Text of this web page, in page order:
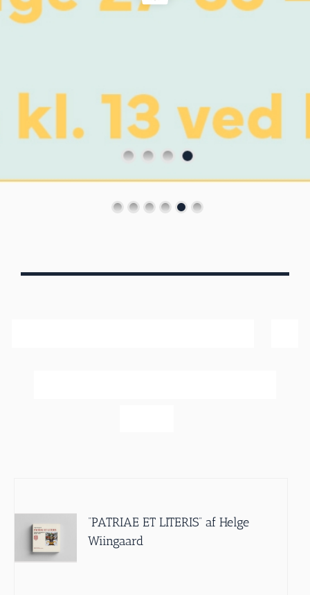
“PATRIAE ET LITERIS” af Helge
Wiingaard